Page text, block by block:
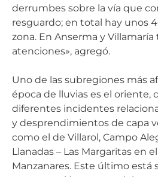
derrumbes sobre la vía que
resguardo; en total hay unos
zona. En Anserma y
atenciones», agregó.
Uno de las subregiones más
época de lluvias es el oriente,
diferentes incidentes
y desprendimientos de capa
como el de Villarol, Campo
Llanadas – Las Margaritas en
Manzanares. Este último está